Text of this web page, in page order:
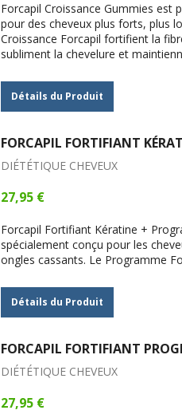
Forcapil Croissance Gummies est
pour des cheveux plus forts, plus
Croissance Forcapil fortifient la
subliment la chevelure et
Détails du Produit
FORCAPIL FORTIFIANT
DIÉTÉTIQUE CHEVEUX
27,95 €
Forcapil Fortifiant Kératine +
spécialement conçu pour les
ongles cassants. Le Programme
Détails du Produit
FORCAPIL FORTIFIANT
DIÉTÉTIQUE CHEVEUX
27,95 €